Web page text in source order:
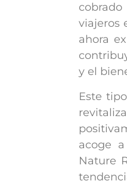
viajeros
ahora
y el
Este
acoge
Nature